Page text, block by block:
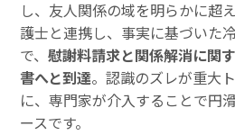
し、友人関係の域を明らかに超
護士と連携し、事実に基づいた
で、慰謝料請求と関係解消に関
書へと到達。認識のズレが重大
に、専門家が介入することで円
ースです。